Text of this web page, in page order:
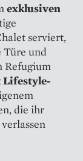
exklusiven
serviert,
Türe und
Refugium
Lifestyle-
die ihr